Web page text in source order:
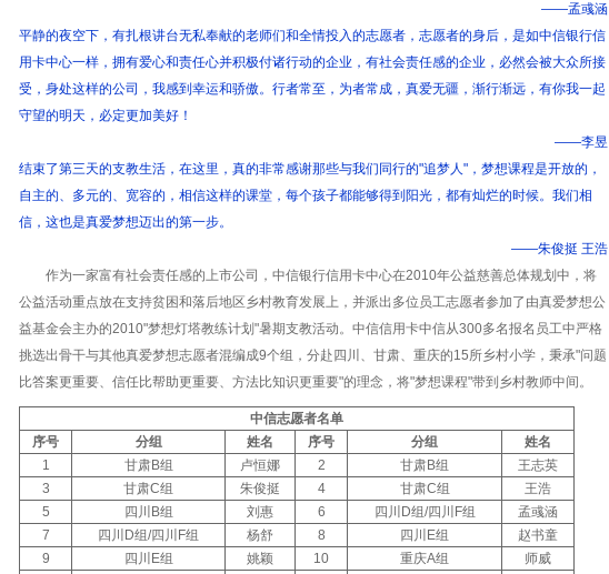
——孟彧涵
平静的夜空下，有扎根讲台无私奉献的老师们和全情投入的志愿者，志愿者的身后，是如中信银行信
用卡中心一样，拥有爱心和责任心并积极付诸行动的企业，有社会责任感的企业，必然会被大众所接
受，身处这样的公司，我感到幸运和骄傲。行者常至，为者常成，真爱无疆，渐行渐远，有你我一起
守望的明天，必定更加美好！
——李昱
结束了第三天的支教生活，在这里，真的非常感谢那些与我们同行的"追梦人"，梦想课程是开放的，
自主的、多元的、宽容的，相信这样的课堂，每个孩子都能够得到阳光，都有灿烂的时候。我们相
信，这也是真爱梦想迈出的第一步。
——朱俊挺 王浩
作为一家富有社会责任感的上市公司，中信银行信用卡中心在2010年公益慈善总体规划中，将
公益活动重点放在支持贫困和落后地区乡村教育发展上，并派出多位员工志愿者参加了由真爱梦想公
益基金会主办的2010"梦想灯塔教练计划"暑期支教活动。中信信用卡中信从300多名报名员工中严格
挑选出骨干与其他真爱梦想志愿者混编成9个组，分赴四川、甘肃、重庆的15所乡村小学，秉承"问题
比答案更重要、信任比帮助更重要、方法比知识更重要"的理念，将"梦想课程"带到乡村教师中间。
中信志愿者名单
序号
分组 姓名 序号 分组
姓名
1
甘肃B组 卢恒娜 2 甘肃B组
王志英
3
甘肃C组 朱俊挺 4 甘肃C组
王浩
5
四川B组 刘惠 6 四川D组/四川F组
孟彧涵
7
四川D组/四川F组 杨舒 8 四川E组
赵书童
9
四川E组 姚颖 10 重庆A组 师威